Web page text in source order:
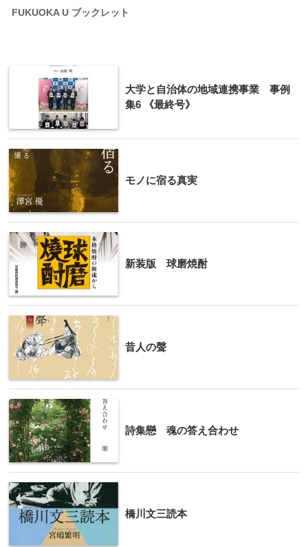
FUKUOKA U ブックレット
大学と自治体の地域連携事業 事例
集6 《最終号》
モノに宿る真実
新装版 球磨焼酎
昔人の聲
詩集戀 魂の答え合わせ
橋川文三読本